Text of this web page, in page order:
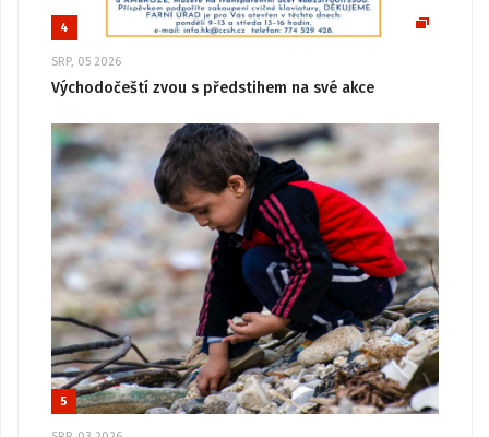
4
SRP, 05 2026
Východočeští zvou s předstihem na své akce
5